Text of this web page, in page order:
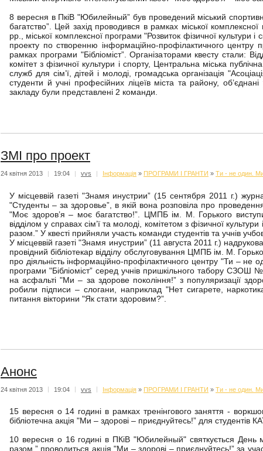
8 вересня в ПкіВ "Юбилейный” був проведений міський
багатство”. Цей захід проводився в рамках міської
рр., міської комплексної програми "Розвиток фізичної культури
проекту по створенню інформаційно-профілактичного
рамках програми "Бібліоміст”. Організаторами квесту стали:
комітет з фізичної культури і спорту, Центральна міська
служб для сім’ї, дітей і молоді, громадська організація
студенти й учні професійних ліцеїв міста та району,
закладу були представлені 2 команди.
ЗМІ про проект
24 квітня 2013 | 19:04 | vvs | Iнформацiя » ПРОГРАМИ І ГРАНТИ » Ти - не один.
У місцеввій газеті "Знамя инустрии” (15 сентября 2011 г.)
"Студенты – за здоровье”, в якій вона розповіла про
"Моє здоров’я – моє багатство!”. ЦМПБ ім. М. Горького
відділом у справах сім’ї та молоді, комітетом з фізичної
разом.” У квесті прийняли участь команди студентів та учнів
У місцеввій газеті "Знамя инустрии” (11 августа 2011 г.)
провідний бібліотекар відділу обслуговування ЦМПБ ім. М.
про діяльність інформаційно-профілактичного центру "Ти – не
програми "Бібліоміст” серед учнів пришкільного табору СЗОШ
на асфальті "Ми – за здорове покоління!” з популяризації
робили підписи – слогани, наприклад "Нет сигарете,
питання вікторини "Як стати здоровим?”.
Анонс
24 квітня 2013 19:04 vvs Iнформацiя » ПРОГРАМИ І ГРАНТИ » Ти - не один.
15 вересня о 14 годині в рамках тренінгового заняття -
бібліотечна акція "Ми – здорові – приєднуйтесь!” для студентів
10 вересня о 16 годині в ПКіВ "Юбилейный" святкується
разом.” проводиться акція "Ми – здорові – приєднуйтесь!” за